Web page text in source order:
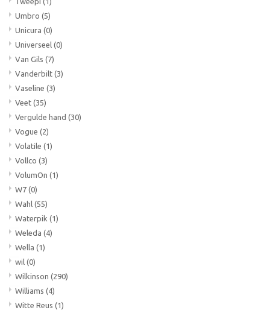
Umbro (5)
Unicura (0)
Universeel (0)
Van Gils (7)
Vanderbilt (3)
Vaseline (3)
Veet (35)
Vergulde hand (30)
Vogue (2)
Volatile (1)
Vollco (3)
VolumOn (1)
W7 (0)
Wahl (55)
Waterpik (1)
Weleda (4)
Wella (1)
wil (0)
Wilkinson (290)
Williams (4)
Witte Reus (1)